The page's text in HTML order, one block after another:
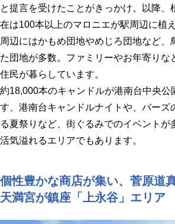
と提言を受けたことがきっかけ。以降、
在は100本以上のマロニエが駅周辺に植
周辺にはかもめ団地やめじろ団地など、
た団地が多数。ファミリーやお年寄りな
住民が暮らしています。
約18,000本のキャンドルが港南台中央公
す、港南台キャンドルナイトや、バーズ
る夏祭りなど、街ぐるみでのイベントが
活気溢れるエリアでもあります。
個性豊かな商店が集い、菅原道
天満宮が鎮座「上永谷」エリア